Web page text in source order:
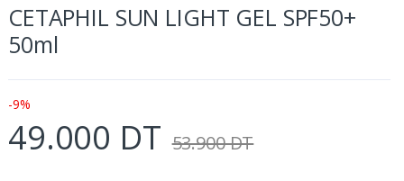
CETAPHIL SUN LIGHT GEL SPF50+
50ml
-9%
49.000 DT 53.900 DT